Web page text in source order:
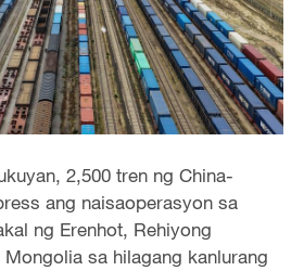
2,500 tren ng China-
ang naisaoperasyon sa
ng Erenhot, Rehiyong
sa hilagang kanlurang